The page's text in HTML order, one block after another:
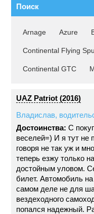
Поиск
Arnage Azure
Continental Flying
Continental GTC
UAZ Patriot (2016)
Владислав,
Достоинства: С
веселей=) И я тут не
говоря не так уж и
теперь езжу только
достойным уловом.
билет. Автомобиль
самом деле не для
вездеходного
попался надежный.